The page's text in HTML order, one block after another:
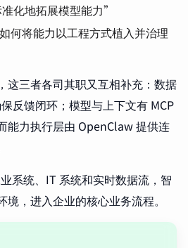
化地拓展模型能力”
何将能力以工程方式植入并治理
这三者各司其职又互相补充：数据
反馈闭环；模型与上下文有 MCP
能力执行层由 OpenClaw 提供连
系统、IT 系统和实时数据流，智
，进入企业的核心业务流程。